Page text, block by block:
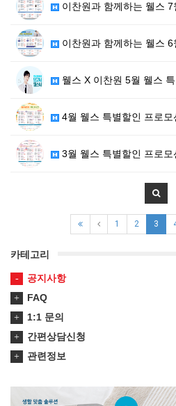
이찬원과 함께하는 웰스 7
이찬원과 함께하는 웰스 6
웰스 X 이찬원 5월 웰스
4월 웰스 특별할인 프로모
3월 웰스 특별할인 프로모
1 2 3
카테고리
공지사항
FAQ
1:1 문의
간편상담신청
관련정보